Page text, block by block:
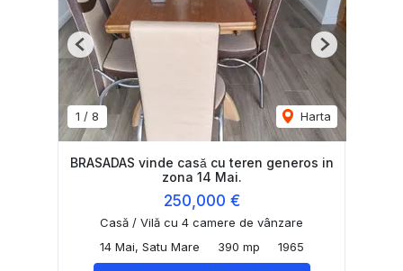
1 / 8 Harta
Previous Next
BRASADAS vinde casă cu teren generos in
zona 14 Mai.
250,000 €
Casă / Vilă cu 4 camere de vânzare
14 Mai, Satu Mare
390 mp 1965